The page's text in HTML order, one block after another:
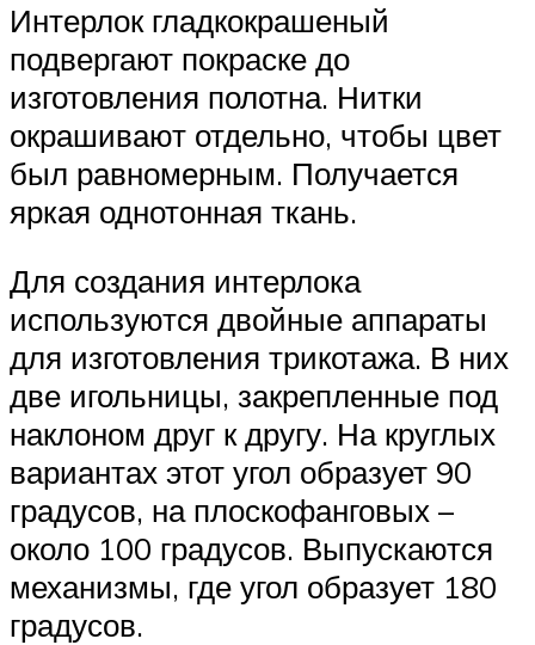
Интерлок гладкокрашеный
подвергают покраске до
изготовления полотна. Нитки
окрашивают отдельно, чтобы цвет
был равномерным. Получается
яркая однотонная ткань.
Для создания интерлока
используются двойные аппараты
для изготовления трикотажа. В них
две игольницы, закрепленные под
наклоном друг к другу. На круглых
вариантах этот угол образует 90
градусов, на плоскофанговых –
около 100 градусов. Выпускаются
механизмы, где угол образует 180
градусов.